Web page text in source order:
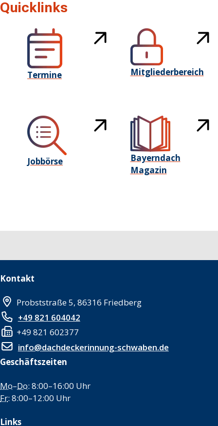
Quicklinks
Termine Mitgliederbereich
Jobbörse
Bayerndach
Magazin
Kontakt
Probststraße 5, 86316 Friedberg
+49 821 604042
+49 821 602377
info@dachdeckerinnung-schwaben.de
Geschäftszeiten
Mo–Do: 8:00–16:00 Uhr
Fr: 8:00–12:00 Uhr
Links